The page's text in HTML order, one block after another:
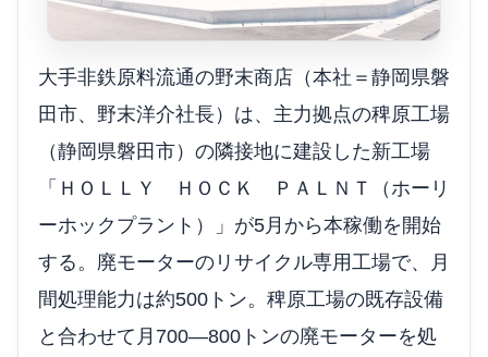
大手非鉄原料流通の野末商店（本社＝静岡県磐
田市、野末洋介社長）は、主力拠点の稗原工場
（静岡県磐田市）の隣接地に建設した新工場
「ＨＯＬＬＹ ＨＯＣＫ ＰＡＬＮＴ（ホーリ
ーホックプラント）」が5月から本稼働を開始
する。廃モーターのリサイクル専用工場で、月
間処理能力は約500トン。稗原工場の既存設備
と合わせて月700―800トンの廃モーターを処